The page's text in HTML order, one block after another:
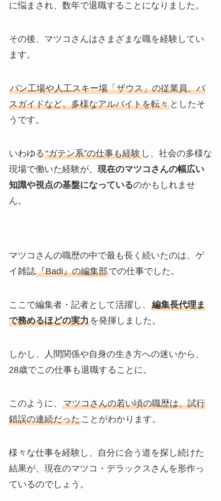
に悩まされ、数年で退職することになりました。
その後、マツコさんはさまざまな職を経験してい
ます。
パン工場や人工スキー場「ザウス」の従業員、バ
スガイドなど、多様なアルバイトを転々としたそ
うです。
いわゆる“ガテン系”の仕事も経験し、社会の多様な
現場で働いた経験が、 現在のマツコさんの幅広い
知識や視点の基盤になっているのかもしれませ
ん。
マツコさんの職歴の中で最も長く続いたのは、ゲ
イ雑誌『Badi』の編集部での仕事でした。
ここで編集者・記者として活躍し、 編集長代理ま
で務めるほどの実力を発揮しました。
しかし、人間関係や自身の生き方への迷いから、
28歳でこの仕事も退職することに。
このように、 マツコさんの若い頃の職歴は、試行
錯誤の連続だったことがわかります。
様々な仕事を経験し、自分に合う道を探し続けた
結果が、現在のマツコ・デラックスさんを形作っ
ているのでしょう。